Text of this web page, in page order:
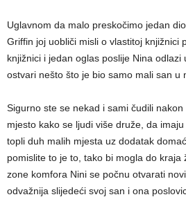
Uglavnom da malo preskočimo jedan
Griffin joj uobliči misli o vlastitoj knjižnici
knjižnici i jedan oglas poslije Nina odlazi
ostvari nešto što je bio samo mali san u
Sigurno ste se nekad i sami čudili
mjesto kako se ljudi više druže, da
topli duh malih mjesta uz dodatak
pomislite to je to, tako bi mogla do kraja
zone komfora Nini se počnu otvarati
odvažnija slijedeći svoj san i ona